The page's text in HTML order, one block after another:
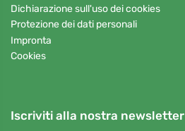
Dichiarazione sull'uso dei cookies
Protezione dei dati personali
Impronta
Cookies
Iscriviti alla nostra newsletter